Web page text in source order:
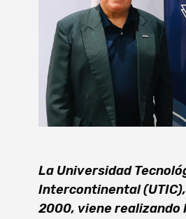
La Universidad
Intercontinental
2000, viene realizando